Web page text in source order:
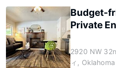
Budget-
Private
2920 NW
ィ,